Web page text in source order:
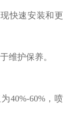
现快速安装和更
维护保养。
40%-60%，喷